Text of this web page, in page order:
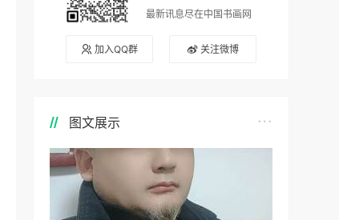
最新讯息尽在中国书画网
加入QQ群 关注微博
图文展示